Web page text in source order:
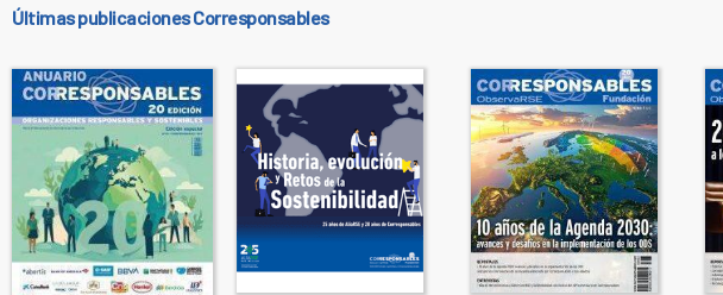
Últimas publicaciones Corresponsables